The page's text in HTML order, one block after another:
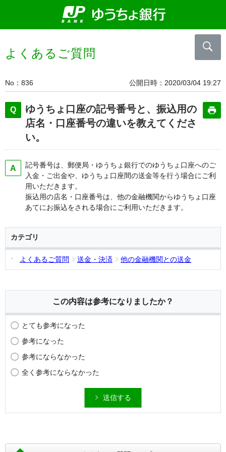
よくあるご質問
No 836 公開日時 2020/03/04 19:27
ゆうちょ口座の記号番号と、振込用の
店名・口座番号の違いを教えてくださ
い。
記号番号は、郵便局・ゆうちょ銀行でのゆうちょ口座へのご
入金・ご出金や、ゆうちょ口座間の送金等を行う場合にご利
用いただきます。
振込用の店名・口座番号は、他の金融機関からゆうちょ口座
あてにお振込をされる場合にご利用いただきます。
カテゴリ
よくあるご質問 送金・決済 他の金融機関との送金
この内容は参考になりましたか？
とても参考になった
参考になった
参考にならなかった
全く参考にならなかった
送信する